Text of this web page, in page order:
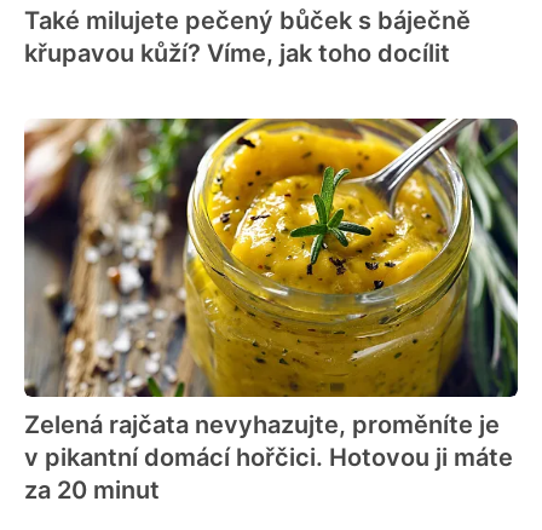
Také milujete pečený bůček s báječně
křupavou kůží? Víme, jak toho docílit
Zelená rajčata nevyhazujte, proměníte je
v pikantní domácí hořčici. Hotovou ji máte
za 20 minut